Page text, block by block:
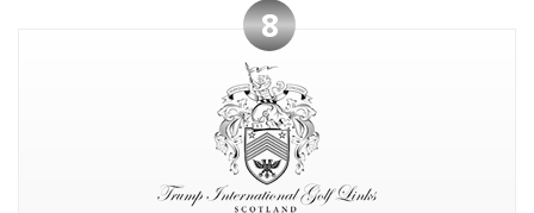
8